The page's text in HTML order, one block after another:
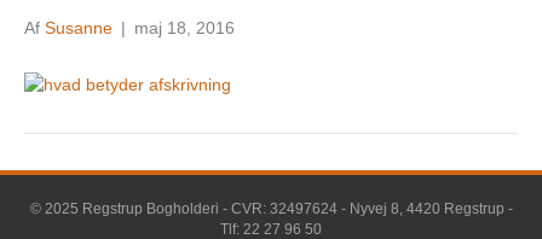
Af Susanne | maj 18, 2016
© 2025 Regstrup Bogholderi - CVR: 32497624 - Nyvej 8, 4420 Regstrup -
Tlf: 22 27 96 50